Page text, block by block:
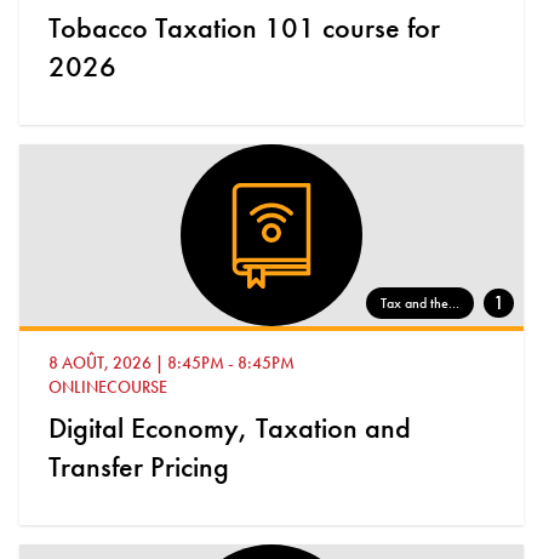
Tobacco Taxation 101 course for
2026
Tax and the... 1
8 AOÛT, 2026 | 8:45PM - 8:45PM
ONLINECOURSE
Digital Economy, Taxation and
Transfer Pricing